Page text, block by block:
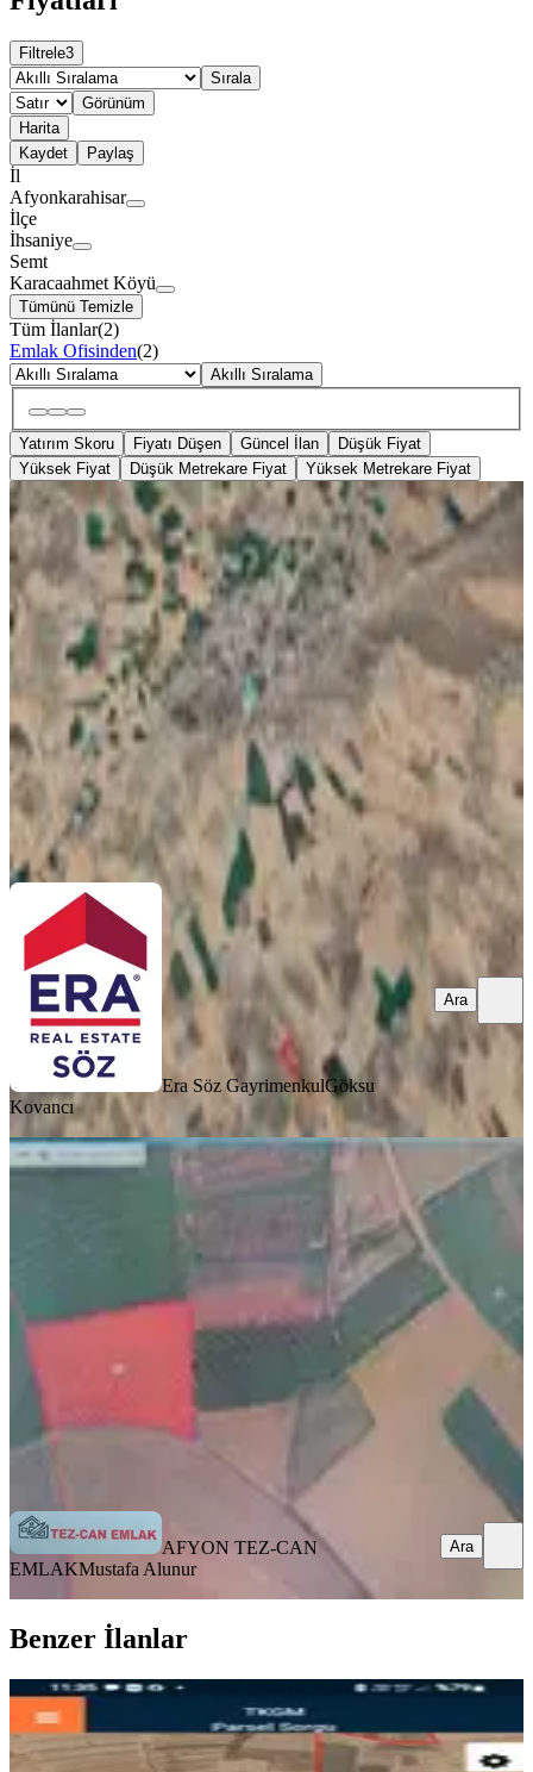
Filtrele3
Sırala
Görünüm
Harita
Kaydet
Paylaş
İl
Afyonkarahisar
İlçe
İhsaniye
Semt
Karacaahmet Köyü
Tümünü Temizle
Tüm İlanlar(2)
Emlak Ofisinden(2)
Akıllı Sıralama
Yatırım Skoru Fiyatı Düşen Güncel İlan
Düşük Fiyat
Yüksek Fiyat
Düşük Metrekare Fiyat Yüksek Metrekare Fiyat
PARSELLİ
%6
Afyonkarahisar İhsaniye
Karacaahmet'te Yatırımlık Satılık
Tarla
İhsaniye, Karacaahmet Köyü
9980 m²
·Parselli· 53/m² 06.05.2026
525.000 ₺ 560.000 ₺
Era Söz Gayrimenkul Göksu Kovancı
Era Söz GayrimenkulGöksu
Kovancı
Ara
YOLA YAKIN
İhsaniye Karacahmet Köyü Verimli
Tarla
İhsaniye, Karacaahmet Köyü
10000 m²
·Yolu Açılmış 250/m² 03.01.2026
2.500.000 ₺
AFYON TEZ-CAN EMLAK
AFYON TEZ-CAN
EMLAKMustafa Alunur
Ara
Benzer İlanlar
Afyon Emlak Ofisinden Satılık Arsa
İhsaniye, Kadımürsel Köyü